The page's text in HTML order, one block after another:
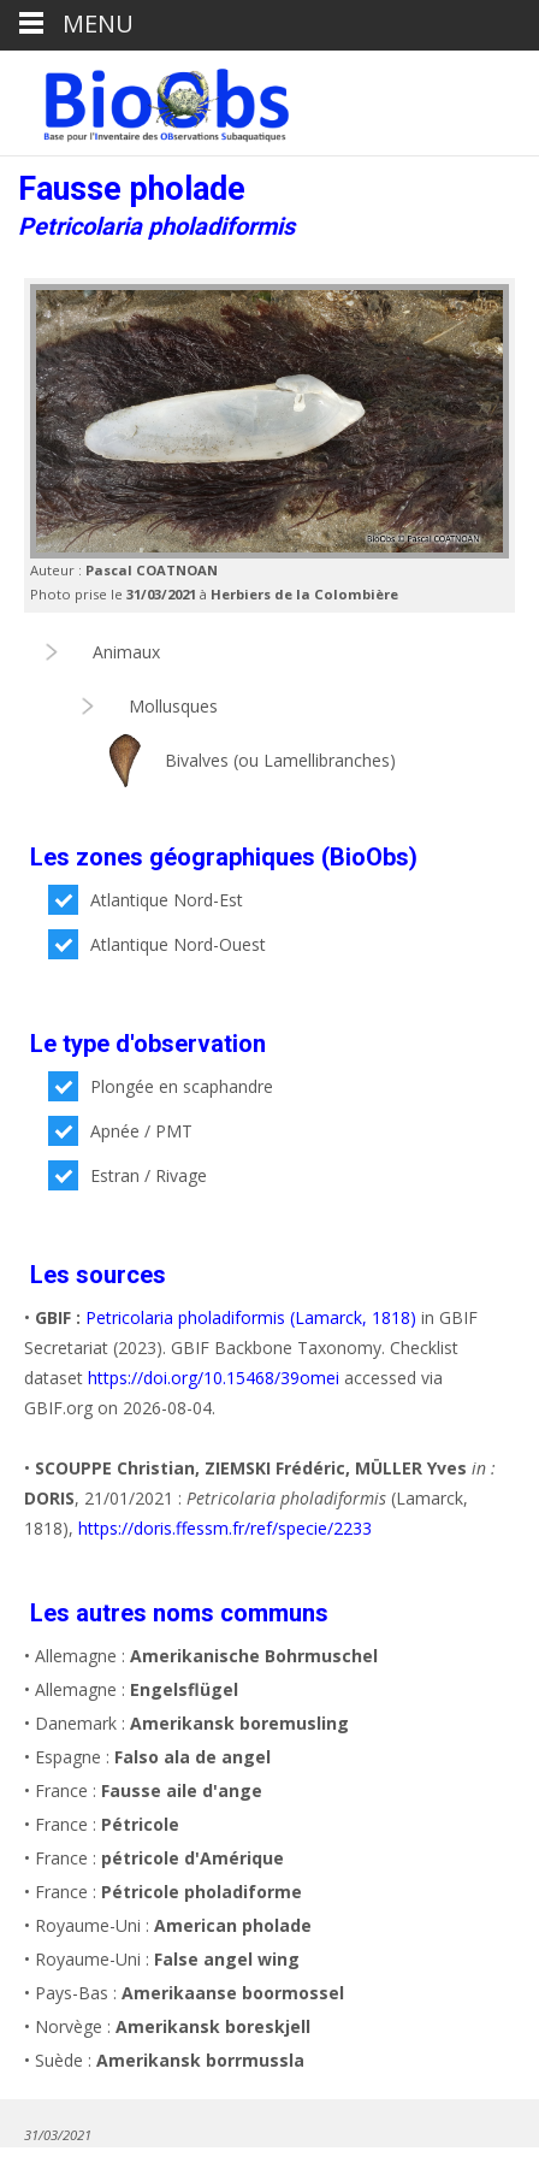
Fausse pholade
Petricolaria pholadiformis
Auteur : Pascal COATNOAN
Photo prise le 31/03/2021 à Herbiers de la Colombière
Animaux
Mollusques
Bivalves (ou Lamellibranches)
Les zones géographiques (BioObs)
Atlantique Nord-Est
Atlantique Nord-Ouest
Le type d'observation
Plongée en scaphandre
Apnée / PMT
Estran / Rivage
Les sources
• GBIF : Petricolaria pholadiformis (Lamarck, 1818) in GBIF
Secretariat (2023). GBIF Backbone Taxonomy. Checklist
dataset https://doi.org/10.15468/39omei accessed via
GBIF.org on 2026-08-04.
• SCOUPPE Christian, ZIEMSKI Frédéric, MÜLLER Yves in :
DORIS, 21/01/2021 : Petricolaria pholadiformis (Lamarck,
1818), https://doris.ffessm.fr/ref/specie/2233
Les autres noms communs
• Allemagne : Amerikanische Bohrmuschel
• Allemagne : Engelsflügel
• Danemark : Amerikansk boremusling
• Espagne : Falso ala de angel
• France : Fausse aile d'ange
• France : Pétricole
• France : pétricole d'Amérique
• France : Pétricole pholadiforme
• Royaume-Uni : American pholade
• Royaume-Uni : False angel wing
• Pays-Bas : Amerikaanse boormossel
• Norvège : Amerikansk boreskjell
• Suède : Amerikansk borrmussla
31/03/2021
MENU